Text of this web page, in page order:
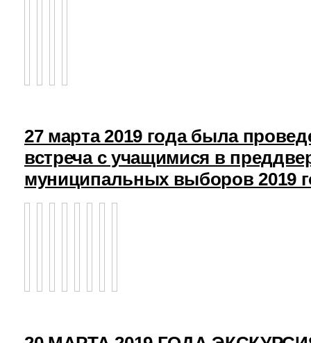
27 марта 2019 года была
встреча с учащимися в
муниципальных выборов 2019